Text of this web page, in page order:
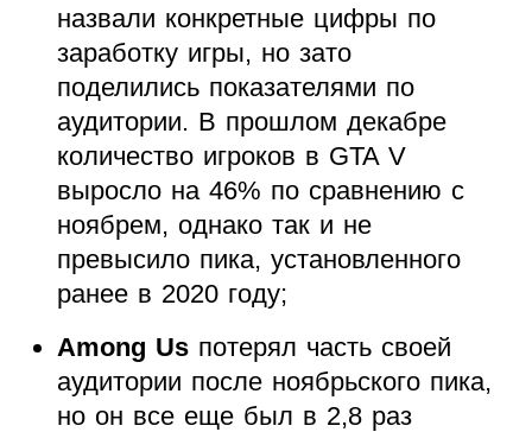
назвали конкретные цифры по
заработку игры, но зато
поделились показателями по
аудитории. В прошлом декабре
количество игроков в GTA V
выросло на 46% по сравнению с
ноябрем, однако так и не
превысило пика, установленного
ранее в 2020 году;
Among Usпотерял часть своей
аудитории после ноябрьского пика,
но он все еще был в 2,8 раз